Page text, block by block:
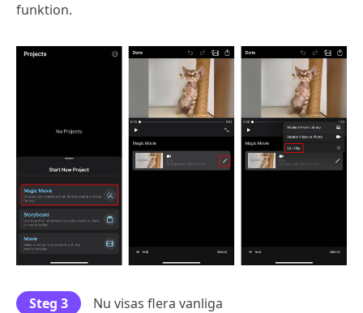
funktion.
Steg 3
Nu visas flera vanliga